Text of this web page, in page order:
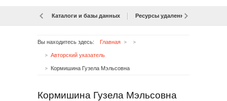
Каталоги и базы данных Ресурсы удаленного доступа
Вы находитесь здесь: Главная
Авторский указатель
Кормишина Гузела Мэльсовна
Кормишина Гузела Мэльсовна